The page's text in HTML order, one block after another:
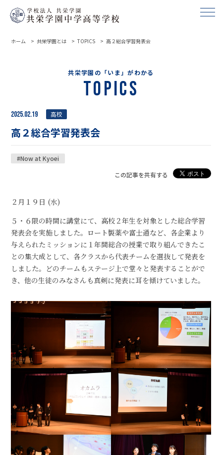
ホーム 共栄学園とは TOPICS 高２総合学習発表会
共栄学園の「いま」がわかる
Topics
2025.02.19 高校
高２総合学習発表会
#Now at Kyoei
この記事を共有する
２月１９日 (水)
５・６限の時間に講堂にて、高校２年生を対象とした総合学習
発表会を実施しました。ロート製薬や富士通など、各企業より
与えられたミッションに１年間総合の授業で取り組んできたこ
との集大成として、各クラスから代表チームを選抜して発表を
しました。どのチームもステージ上で堂々と発表することがで
き、他の生徒のみなさんも真剣に発表に耳を傾けていました。